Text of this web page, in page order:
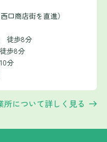
口商店街を直進）
徒歩8分
歩8分
分
所について詳しく見る